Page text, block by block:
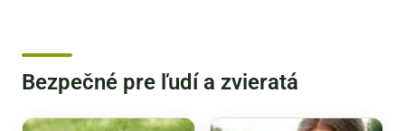
Bezpečné pre ľudí a zvieratá